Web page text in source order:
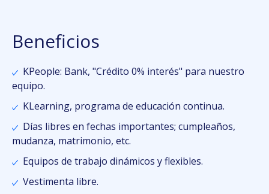
Beneficios
KPeople: Bank, "Crédito 0% interés" para nuestro
equipo.
KLearning, programa de educación continua.
Días libres en fechas importantes; cumpleaños,
mudanza, matrimonio, etc.
Equipos de trabajo dinámicos y flexibles.
Vestimenta libre.